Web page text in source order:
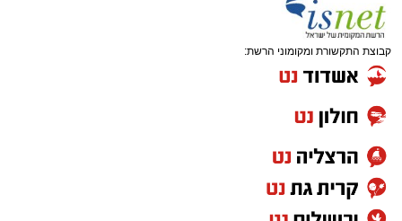
קבוצת התקשורת ומקומוני הרשת: